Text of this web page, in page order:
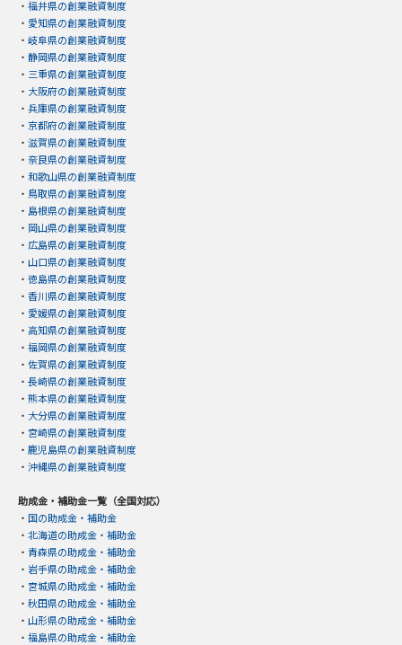
・ 福井県の創業融資制度
・ 愛知県の創業融資制度
・ 岐阜県の創業融資制度
・ 静岡県の創業融資制度
・ 三重県の創業融資制度
・ 大阪府の創業融資制度
・ 兵庫県の創業融資制度
・ 京都府の創業融資制度
・ 滋賀県の創業融資制度
・ 奈良県の創業融資制度
・ 和歌山県の創業融資制度
・ 鳥取県の創業融資制度
・ 島根県の創業融資制度
・ 岡山県の創業融資制度
・ 広島県の創業融資制度
・ 山口県の創業融資制度
・ 徳島県の創業融資制度
・ 香川県の創業融資制度
・ 愛媛県の創業融資制度
・ 高知県の創業融資制度
・ 福岡県の創業融資制度
・ 佐賀県の創業融資制度
・ 長崎県の創業融資制度
・ 熊本県の創業融資制度
・ 大分県の創業融資制度
・ 宮崎県の創業融資制度
・ 鹿児島県の創業融資制度
・ 沖縄県の創業融資制度
助成金・補助金一覧（全国対応）
・ 国の助成金・補助金
・ 北海道の助成金・補助金
・ 青森県の助成金・補助金
・ 岩手県の助成金・補助金
・ 宮城県の助成金・補助金
・ 秋田県の助成金・補助金
・ 山形県の助成金・補助金
・ 福島県の助成金・補助金